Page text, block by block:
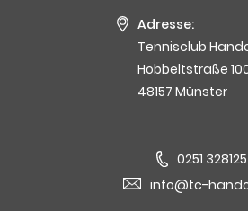
Adresse:
Tennisclub
Hobbeltstraße
48157 Münster
0251 328125
info@tc-